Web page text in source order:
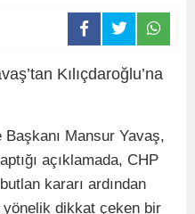
Mansur Yavaş,
açıklamada, CHP
kararı ardından
yönelik dikkat çeken bir